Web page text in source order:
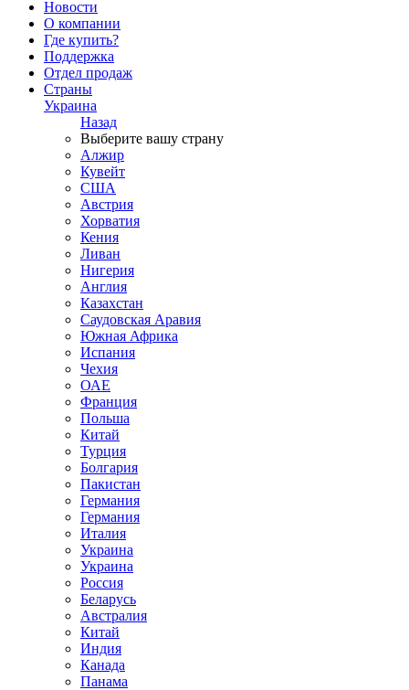
Новости
О компании
Где купить?
Поддержка
Отдел продаж
Страны
Украина
Назад
Выберите вашу страну
Алжир
Кувейт
США
Австрия
Хорватия
Кения
Ливан
Нигерия
Англия
Казахстан
Саудовская Аравия
Южная Африка
Испания
Чехия
ОАЕ
Франция
Польша
Китай
Турция
Болгария
Пакистан
Германия
Германия
Италия
Украина
Украина
Россия
Беларусь
Австралия
Китай
Индия
Канада
Панама